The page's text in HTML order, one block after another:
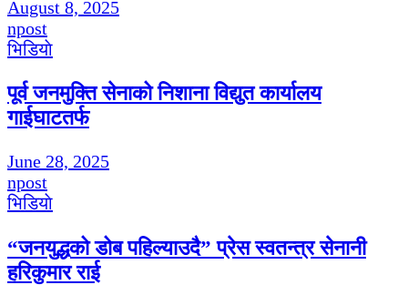
August 8, 2025
npost
भिडियाे
पूर्व जनमुक्ति सेनाको निशाना विद्युत कार्यालय
गाईघाटतर्फ
June 28, 2025
npost
भिडियाे
“जनयुद्धको डोब पहिल्याउदै” प्रेस स्वतन्त्र सेनानी
हरिकुमार राई